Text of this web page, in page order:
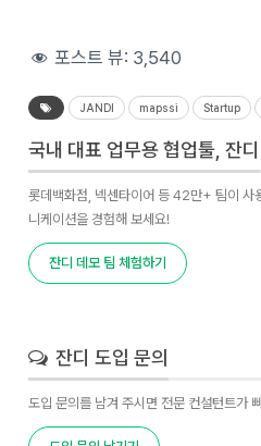
포스트 뷰: 3,540
JANDI mapssi Startup
국내 대표 업무용 협업툴, 잔디
롯데백화점, 넥센타이어 등 42만+ 팀이 사
니케이션을 경험해 보세요!
잔디 데모 팀 체험하기
잔디 도입 문의
도입 문의를 남겨 주시면 전문 컨설턴트가